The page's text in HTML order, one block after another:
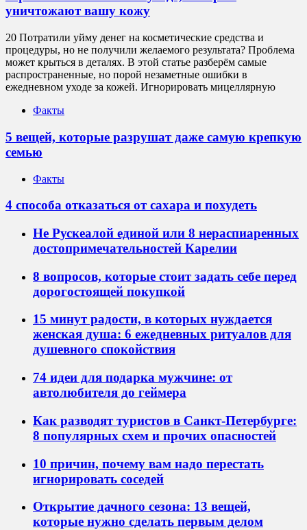
уничтожают вашу кожу
20 Потратили уйму денег на косметические средства и
процедуры, но не получили желаемого результата? Проблема
может крыться в деталях. В этой статье разберём самые
распространенные, но порой незаметные ошибки в
ежедневном уходе за кожей. Игнорировать мицеллярную
Факты
5 вещей, которые разрушат даже самую крепкую
семью
Факты
4 способа отказаться от сахара и похудеть
Не Рускеалой единой или 8 нераспиаренных
достопримечательностей Карелии
8 вопросов, которые стоит задать себе перед
дорогостоящей покупкой
15 минут радости, в которых нуждается
женская душа: 6 ежедневных ритуалов для
душевного спокойствия
74 идеи для подарка мужчине: от
автолюбителя до геймера
Как разводят туристов в Санкт-Петербурге:
8 популярных схем и прочих опасностей
10 причин, почему вам надо перестать
игнорировать соседей
Открытие дачного сезона: 13 вещей,
которые нужно сделать первым делом